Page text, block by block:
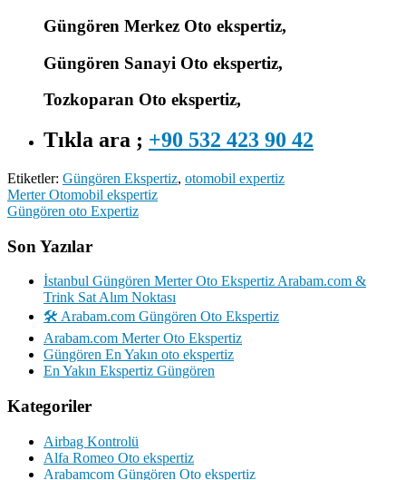
Güngören Merkez Oto ekspertiz,
Güngören Sanayi Oto ekspertiz,
Tozkoparan Oto ekspertiz,
Tıkla ara ; +90 532 423 90 42
Etiketler: Güngören Ekspertiz, otomobil expertiz
Yazı
gezinmesi
Merter Otomobil ekspertiz
Güngören oto Expertiz
Son Yazılar
İstanbul Güngören Merter Oto Ekspertiz Arabam.com &
Trink Sat Alım Noktası
🛠️ Arabam.com Güngören Oto Ekspertiz
Arabam.com Merter Oto Ekspertiz
Güngören En Yakın oto ekspertiz
En Yakın Ekspertiz Güngören
Kategoriler
Airbag Kontrolü
Alfa Romeo Oto ekspertiz
Arabamcom Güngören Oto ekspertiz